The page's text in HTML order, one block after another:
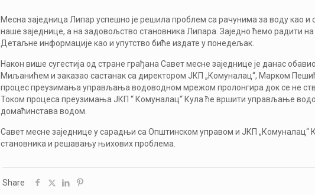
Месна заједница Липар успешно је решила проблем са рачунима за воду као
наше заједнице, а на задовољство становника Липара. Заједно ћемо радити
Детаљне информације као и упутство биће издате у понедељак.
Након више сугестија од стране грађана Савет месне заједнице је данас
Миљанићем и заказао састанак са директором ЈКП „Комуналац“, Марком
процес преузимања управљања водоводном мрежом пролонгира док се не
Током процеса преузимања ЈКП “ Комуналац“ Кула ће вршити управљање
домаћинстава водом.
Савет месне заједнице у сарадњи са Општинском управом и ЈКП
становника и решавању њихових проблема.
Share